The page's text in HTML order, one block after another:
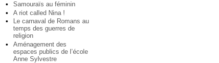
Samouraïs au féminin
A riot called Nina !
Le carnaval de Romans au
temps des guerres de
religion
Aménagement des
espaces publics de l’école
Anne Sylvestre